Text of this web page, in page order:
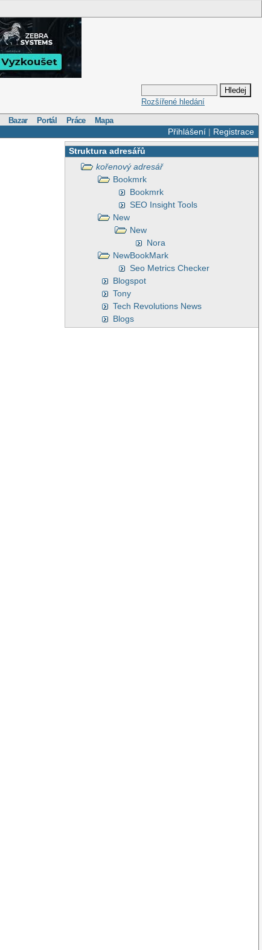
Rozšířené hledání
Bazar Portál Práce Mapa
Přihlášení| Registrace
Struktura adresářů
kořenový adresář
Bookmrk
Bookmrk
SEO Insight Tools
New
New
Nora
NewBookMark
Seo Metrics Checker
Blogspot
Tony
Tech Revolutions News
Blogs